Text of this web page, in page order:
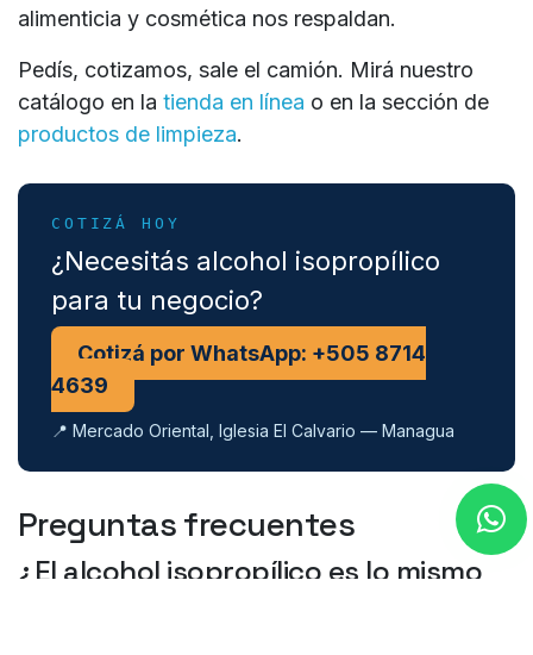
alimenticia y cosmética nos respaldan.
Pedís, cotizamos, sale el camión. Mirá nuestro
catálogo en la tienda en línea o en la sección de
productos de limpieza.
COTIZÁ HOY
¿Necesitás alcohol isopropílico
para tu negocio?
Cotizá por WhatsApp: +505 8714
4639
📍 Mercado Oriental, Iglesia El Calvario — Managua
Preguntas frecuentes
¿El alcohol isopropílico es lo mismo